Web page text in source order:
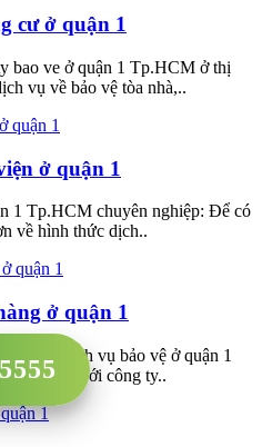
cư ở quận 1
bao ve ở quận 1 Tp.HCM ở thị
vụ về bảo vệ tòa nhà,..
ở quận 1
1 Tp.HCM chuyên nghiệp: Để có
về hình thức dịch..
ở quận 1
dụng dịch vụ bảo vệ ở quận 1
liên hệ với công ty..